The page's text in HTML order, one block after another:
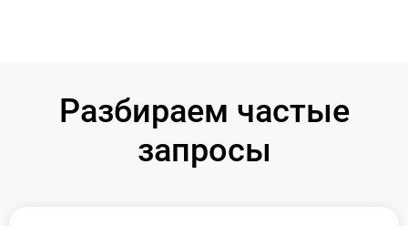
Разбираем частые
запросы